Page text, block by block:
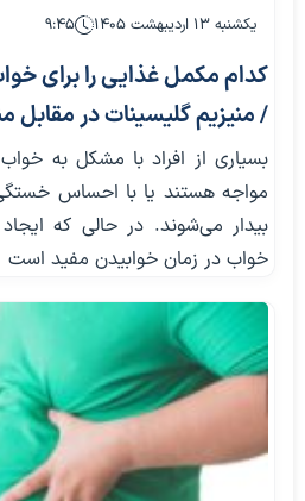
یکشنبه ۱۳ اردیبهشت ۱۴۰۵ ۹:۴۵
کدام مکمل غذایی را برای
/ منیزیم گلیسینات در مقابل
بسیاری از افراد با مشکل به
مواجه هستند یا با احساس
بیدار می‌شوند. در حالی که
خواب در زمان خوابیدن مفید است